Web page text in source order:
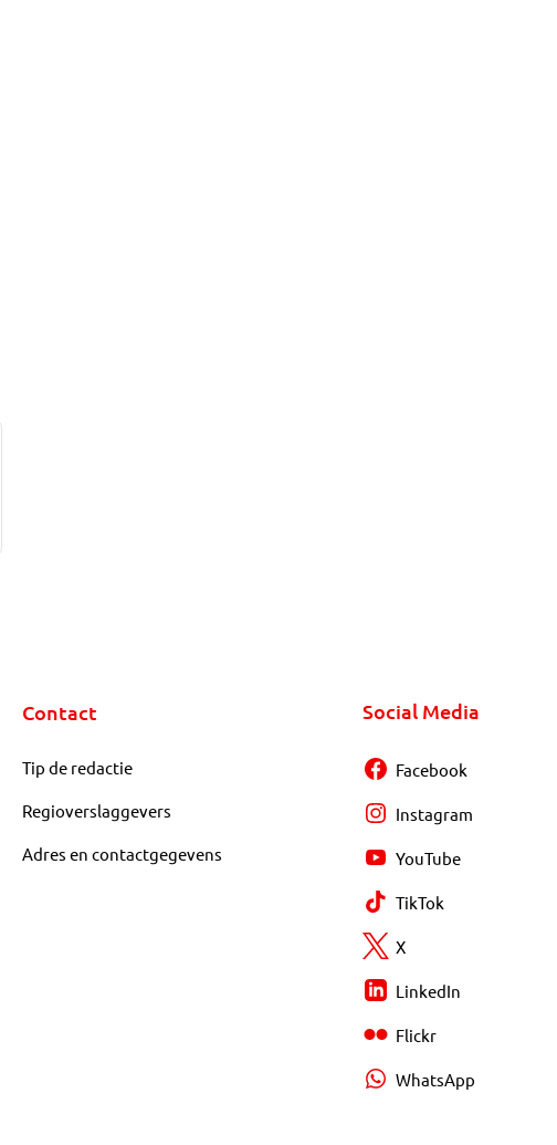
Contact
Tip de redactie
Regioverslaggevers
Adres en contactgegevens
Social Media
Facebook
Instagram
YouTube
TikTok
X
LinkedIn
Flickr
WhatsApp